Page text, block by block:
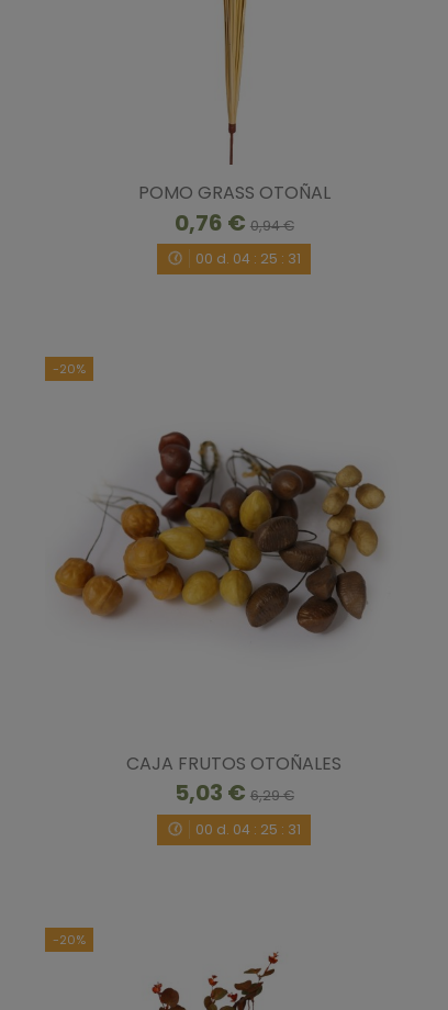
POMO GRASS OTOÑAL
0,76 € 0,94 €
00d. 04: 25: 30
-20%
CAJA FRUTOS OTOÑALES
5,03 € 6,29 €
00d. 04: 25: 30
-20%